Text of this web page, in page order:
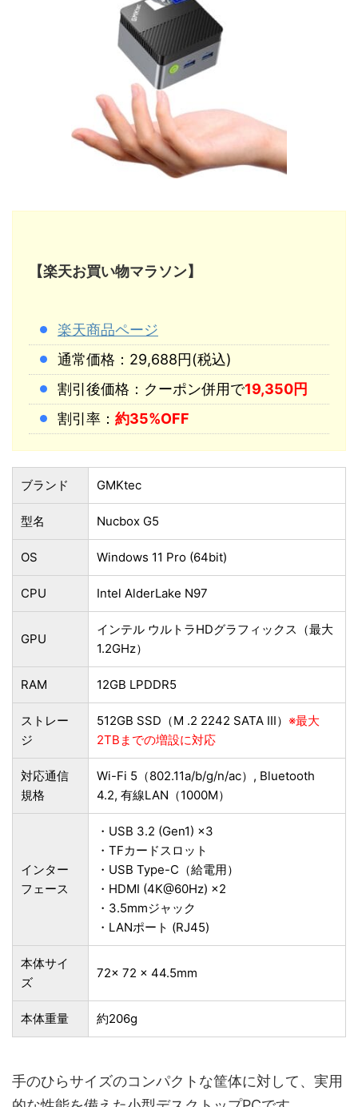
【楽天お買い物マラソン】
楽天商品ページ
通常価格：29,688円(税込)
割引後価格：クーポン併用で19,350円
割引率： 約35%OFF
ブランド GMKtec
型名 Nucbox G5
OS Windows 11 Pro (64bit)
CPU Intel AlderLake N97
GPU
インテル ウルトラHDグラフィックス（最大
1.2GHz）
RAM 12GB LPDDR5
ストレー
ジ
512GB SSD（M .2 2242 SATA III） ※最大
2TBまでの増設に対応
対応通信
規格
Wi-Fi 5（802.11a/b/g/n/ac）, Bluetooth
4.2, 有線LAN（1000M）
インター
フェース
・USB 3.2 (Gen1) ×3
・TFカードスロット
・USB Type-C（給電用）
・HDMI (4K@60Hz) ×2
・3.5mmジャック
・LANポート (RJ45)
本体サイ
ズ
‎‎72× 72 × 44.5mm
本体重量 約206g
手のひらサイズのコンパクトな筐体に対して、実用